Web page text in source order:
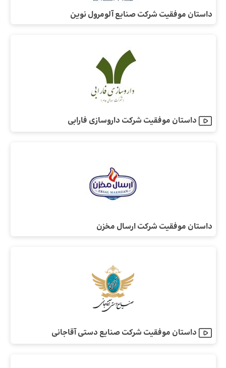
داستان موفقیت شرکت صنایع آلومرول نوین
داستان موفقیت شرکت داروسازی‌ فارابی‌
داستان موفقیت شرکت ارسال مخزن
داستان موفقیت شرکت صنایع دستی آقاجانی